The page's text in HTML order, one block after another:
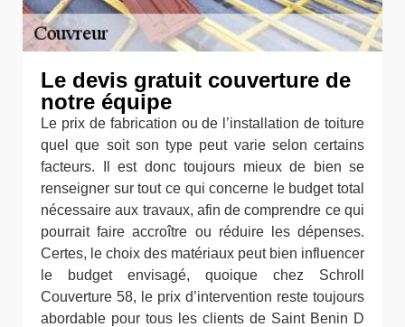
Le devis gratuit couverture de
notre équipe
Le prix de fabrication ou de l’installation de toiture
quel que soit son type peut varie selon certains
facteurs. Il est donc toujours mieux de bien se
renseigner sur tout ce qui concerne le budget total
nécessaire aux travaux, afin de comprendre ce qui
pourrait faire accroître ou réduire les dépenses.
Certes, le choix des matériaux peut bien influencer
le budget envisagé, quoique chez Schroll
Couverture 58, le prix d’intervention reste toujours
abordable pour tous les clients de Saint Benin D